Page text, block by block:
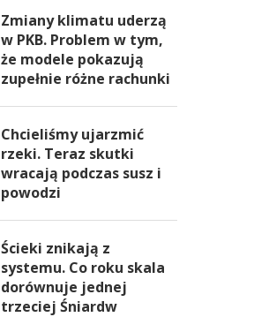
Zmiany klimatu uderzą
w PKB. Problem w tym,
że modele pokazują
zupełnie różne rachunki
Chcieliśmy ujarzmić
rzeki. Teraz skutki
wracają podczas susz i
powodzi
Ścieki znikają z
systemu. Co roku skala
dorównuje jednej
trzeciej Śniardw